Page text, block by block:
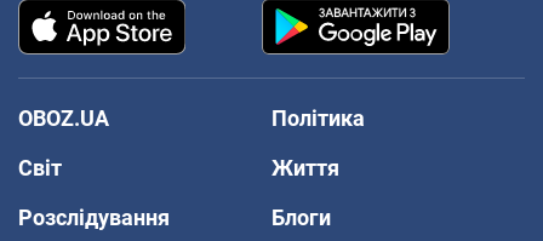
OBOZ.UA
Політика
Світ
Життя
Розслідування
Блоги